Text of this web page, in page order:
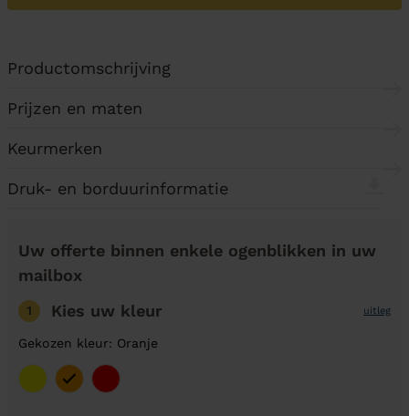
Productomschrijving
Prijzen en maten
Keurmerken
Druk- en borduurinformatie
Uw offerte binnen enkele ogenblikken in uw
mailbox
1 Kies uw kleur uitleg
Gekozen kleur: Oranje